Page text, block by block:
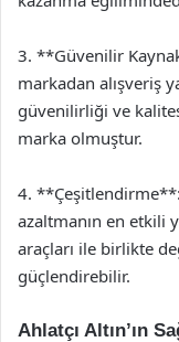
3. **Güvenilir
markadan alışveriş
güvenilirliği ve
marka olmuştur.
4. **Çeşitlendirme**:
azaltmanın en etkili
araçları ile birlikte
güçlendirebilir.
Ahlatçı Altın’ın